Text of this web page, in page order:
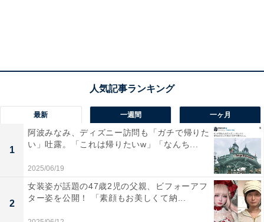
最新 一週間 一ヶ月
1
阿波みなみ、ディズニー訪問も「ガチで帰りた
い」吐露。「これは帰りたいw」「なんち...
2025/06/19
2
女装姿が話題の47歳2児の父親、ビフォーアフ
ター姿を公開！ 「素顔もお美しくて納...